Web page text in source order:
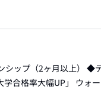
シップ（2ヶ月以上） ◆
合格率大幅UP」 ウォー